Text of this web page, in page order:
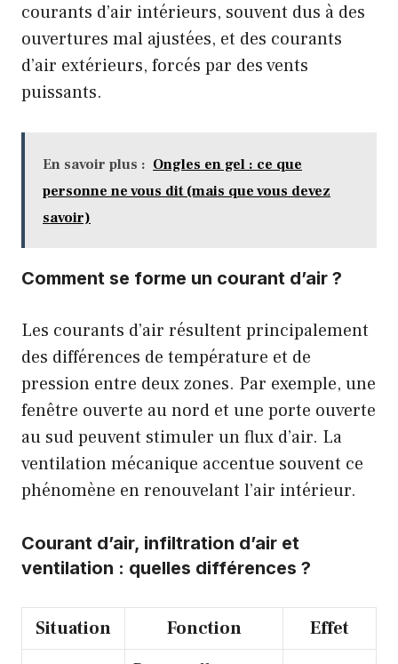
courants d’air intérieurs, souvent dus à des
ouvertures mal ajustées, et des courants
d’air extérieurs, forcés par des vents
puissants.
En savoir plus : Ongles en gel : ce que
personne ne vous dit (mais que vous devez
savoir)
Comment se forme un courant d’air ?
Les courants d’air résultent principalement
des différences de température et de
pression entre deux zones. Par exemple, une
fenêtre ouverte au nord et une porte ouverte
au sud peuvent stimuler un flux d’air. La
ventilation mécanique accentue souvent ce
phénomène en renouvelant l’air intérieur.
Courant d’air, infiltration d’air et
ventilation : quelles différences ?
Situation Fonction
Effet